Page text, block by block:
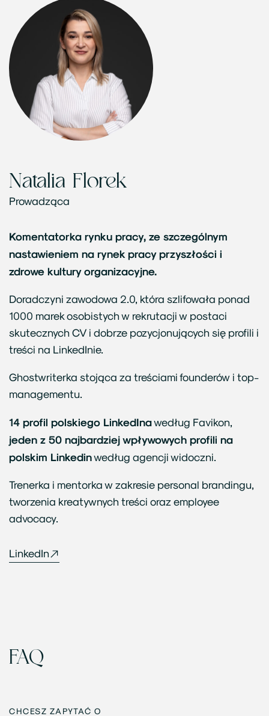
Natalia Florek
Prowadząca
Komentatorka rynku pracy, ze szczególnym
nastawieniem na rynek pracy przyszłości i
zdrowe kultury organizacyjne.
Doradczyni zawodowa 2.0, która szlifowała ponad
1000 marek osobistych w rekrutacji w postaci
skutecznych CV i dobrze pozycjonujących się profili i
treści na LinkedInie.
Ghostwriterka stojąca za treściami founderów i top-
managementu.
14 profil polskiego LinkedInawedług Favikon,
jeden z 50 najbardziej wpływowych profili na
polskim Linkedinwedług agencji widoczni.
Trenerka i mentorka w zakresie personal brandingu,
tworzenia kreatywnych treści oraz employee
advocacy.
LinkedIn
FAQ
CHCESZ ZAPYTAĆ O